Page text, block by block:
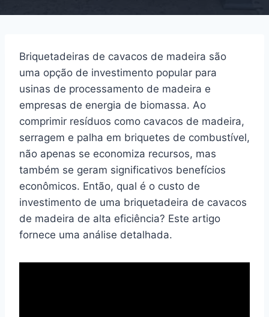
Briquetadeiras de cavacos de madeira são
uma opção de investimento popular para
usinas de processamento de madeira e
empresas de energia de biomassa. Ao
comprimir resíduos como cavacos de madeira,
serragem e palha em briquetes de combustível,
não apenas se economiza recursos, mas
também se geram significativos benefícios
econômicos. Então, qual é o custo de
investimento de uma briquetadeira de cavacos
de madeira de alta eficiência? Este artigo
fornece uma análise detalhada.